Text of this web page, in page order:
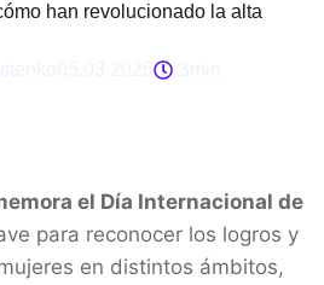
han revolucionado la alta
el Día Internacional de
para reconocer los logros y
en distintos ámbitos,